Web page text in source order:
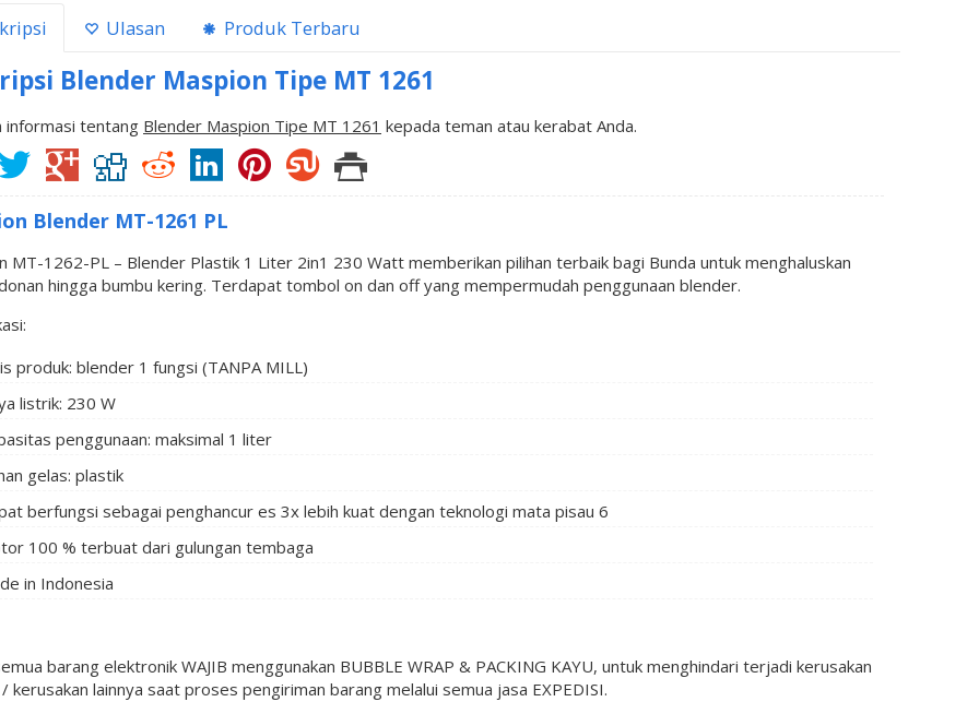
Ulasan Produk Terbaru
Blender Maspion Tipe MT 1261
informasi tentang Blender Maspion Tipe MT 1261 kepada teman atau kerabat Anda.
Blender MT-1261 PL
MT-1262-PL – Blender Plastik 1 Liter 2in1 230 Watt memberikan pilihan terbaik bagi Bunda untuk menghaluskan
hingga bumbu kering. Terdapat tombol on dan off yang mempermudah penggunaan blender.
produk: blender 1 fungsi (TANPA MILL)
listrik: 230 W
penggunaan: maksimal 1 liter
gelas: plastik
berfungsi sebagai penghancur es 3x lebih kuat dengan teknologi mata pisau 6
100 % terbuat dari gulungan tembaga
in Indonesia
barang elektronik WAJIB menggunakan BUBBLE WRAP & PACKING KAYU, untuk menghindari terjadi kerusakan
/ kerusakan lainnya saat proses pengiriman barang melalui semua jasa EXPEDISI.